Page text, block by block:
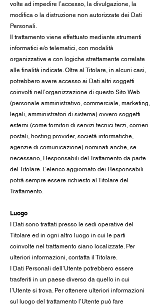
volte ad impedire l’accesso, la divulgazione, la
modifica o la distruzione non autorizzate dei Dati
Personali.
Il trattamento viene effettuato mediante strumenti
informatici e/o telematici, con modalità
organizzative e con logiche strettamente correlate
alle finalità indicate. Oltre al Titolare, in alcuni casi,
potrebbero avere accesso ai Dati altri soggetti
coinvolti nell’organizzazione di questo Sito Web
(personale amministrativo, commerciale, marketing,
legali, amministratori di sistema) ovvero soggetti
esterni (come fornitori di servizi tecnici terzi, corrieri
postali, hosting provider, società informatiche,
agenzie di comunicazione) nominati anche, se
necessario, Responsabili del Trattamento da parte
del Titolare. L’elenco aggiornato dei Responsabili
potrà sempre essere richiesto al Titolare del
Trattamento.
Luogo
I Dati sono trattati presso le sedi operative del
Titolare ed in ogni altro luogo in cui le parti
coinvolte nel trattamento siano localizzate. Per
ulteriori informazioni, contatta il Titolare.
I Dati Personali dell’Utente potrebbero essere
trasferiti in un paese diverso da quello in cui
l’Utente si trova. Per ottenere ulteriori informazioni
sul luogo del trattamento l’Utente può fare